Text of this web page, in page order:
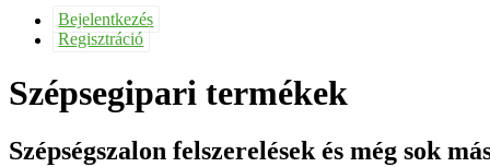
Bejelentkezés
Regisztráció
Szépsegipari termékek
Szépségszalon felszerelések és még sok